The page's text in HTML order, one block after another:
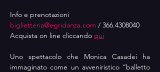
Info e prenotazioni
biglietteria@egridanza.com / 366.4308040
Acquista on line cliccando qui
Uno spettacolo che Monica Casadei ha
immaginato come un avveniristico “balletto